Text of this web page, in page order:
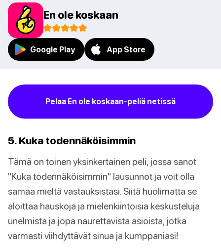
En ole koskaan
Google Play App Store
Pelaa En ole koskaan-peliä netissä
5. Kuka todennäköisimmin
Tämä on toinen yksinkertainen peli, jossa sanot
"Kuka todennäköisimmin" lausunnot ja voit olla
samaa mieltä vastauksistasi. Siitä huolimatta se
aloittaa hauskoja ja mielenkiintoisia keskusteluja
unelmista ja jopa naurettavista asioista, jotka
varmasti viihdyttävät sinua ja kumppaniasi!